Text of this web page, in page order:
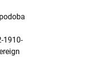
1910-